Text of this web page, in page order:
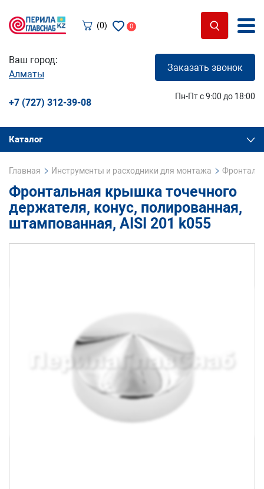
(0) 0
Ваш город:
Алматы
Заказать звонок
+7 (727) 312-39-08
Пн-Пт с 9:00 до 18:00
Каталог
Главная Инструменты и расходники для монтажа
Фронтальная крышка точечного
держателя, конус, полированная,
штампованная, AISI 201 k055